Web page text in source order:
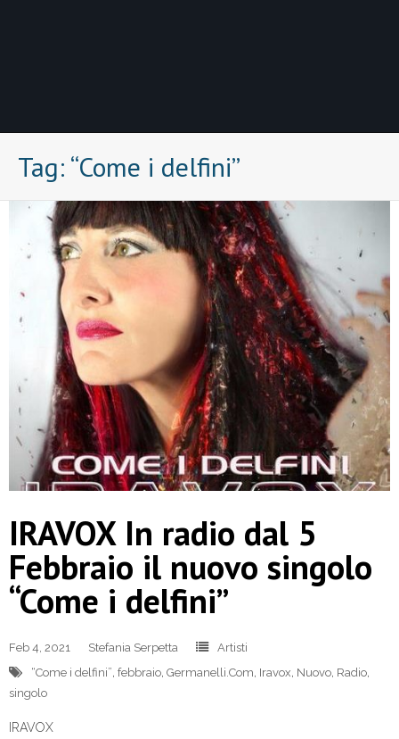
Tag: “Come i delfini”
IRAVOX In radio dal 5
Febbraio il nuovo singolo
“Come i delfini”
Feb 4, 2021 Stefania Serpetta
Artisti
“Come i delfini”, febbraio, Germanelli.Com, Iravox, Nuovo, Radio,
singolo
IRAVOX